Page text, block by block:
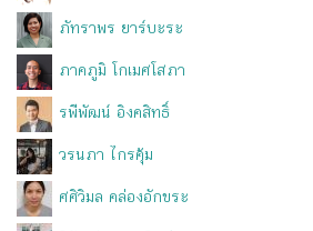
ภัทราพร ยาร์บะระ
ภาคภูมิ โกเมศโสภา
รพีพัฒน์ อิงคสิทธิ์
วรนภา ไกรคุ้ม
ศศิวิมล คล่องอักขระ